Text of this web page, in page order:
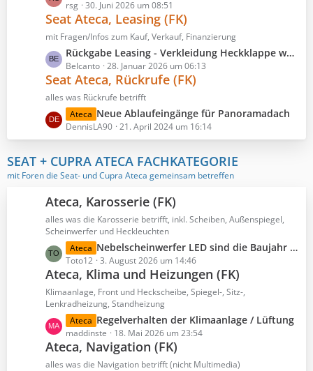
r
ä
g
e
B
i
t
r
ä
g
e
e
t
z
e
B
i
t
r
g
e
rsg 30. Juni 2026 um 08:51
Seat Ateca, Leasing (FK)
mit Fragen/Infos zum Kauf, Verkauf, Finanzierung
L
e
t
z
e
B
i
t
ä
g
e
Rückgabe Leasing - Verkleidung Heckklappe wohl immer ein Problem ? gibt es Kulanz ?
Belcanto 28. Januar 2026 um 06:13
Seat Ateca, Rückrufe (FK)
alles was Rückrufe betrifft
L
e
t
e
B
e
i
t
r
ä
g
e
Ateca Neue Ablaufeingänge für Panoramadach
DennisLA90 21. April 2024 um 16:14
SEAT + CUPRA ATECA FACHKATEGORIE
mit Foren die Seat- und Cupra Ateca gemeinsam betreffen
Ateca, Karosserie (FK)
alles was die Karosserie betrifft, inkl. Scheiben, Außenspiegel,
Scheinwerfer und Heckleuchten
L
e
t
z
t
e
B
e
Ateca Nebelscheinwerfer LED sind die Baujahr übergreifend?
Toto12 3. August 2026 um 14:46
Ateca, Klima und Heizungen (FK)
Klimaanlage, Front und Heckscheibe, Spiegel-, Sitz-,
Lenkradheizung, Standheizung
L
e
t
z
Ateca Regelverhalten der Klimaanlage / Lüftung
maddinste 18. Mai 2026 um 23:54
Ateca, Navigation (FK)
alles was die Navigation betrifft (nicht Multimedia)